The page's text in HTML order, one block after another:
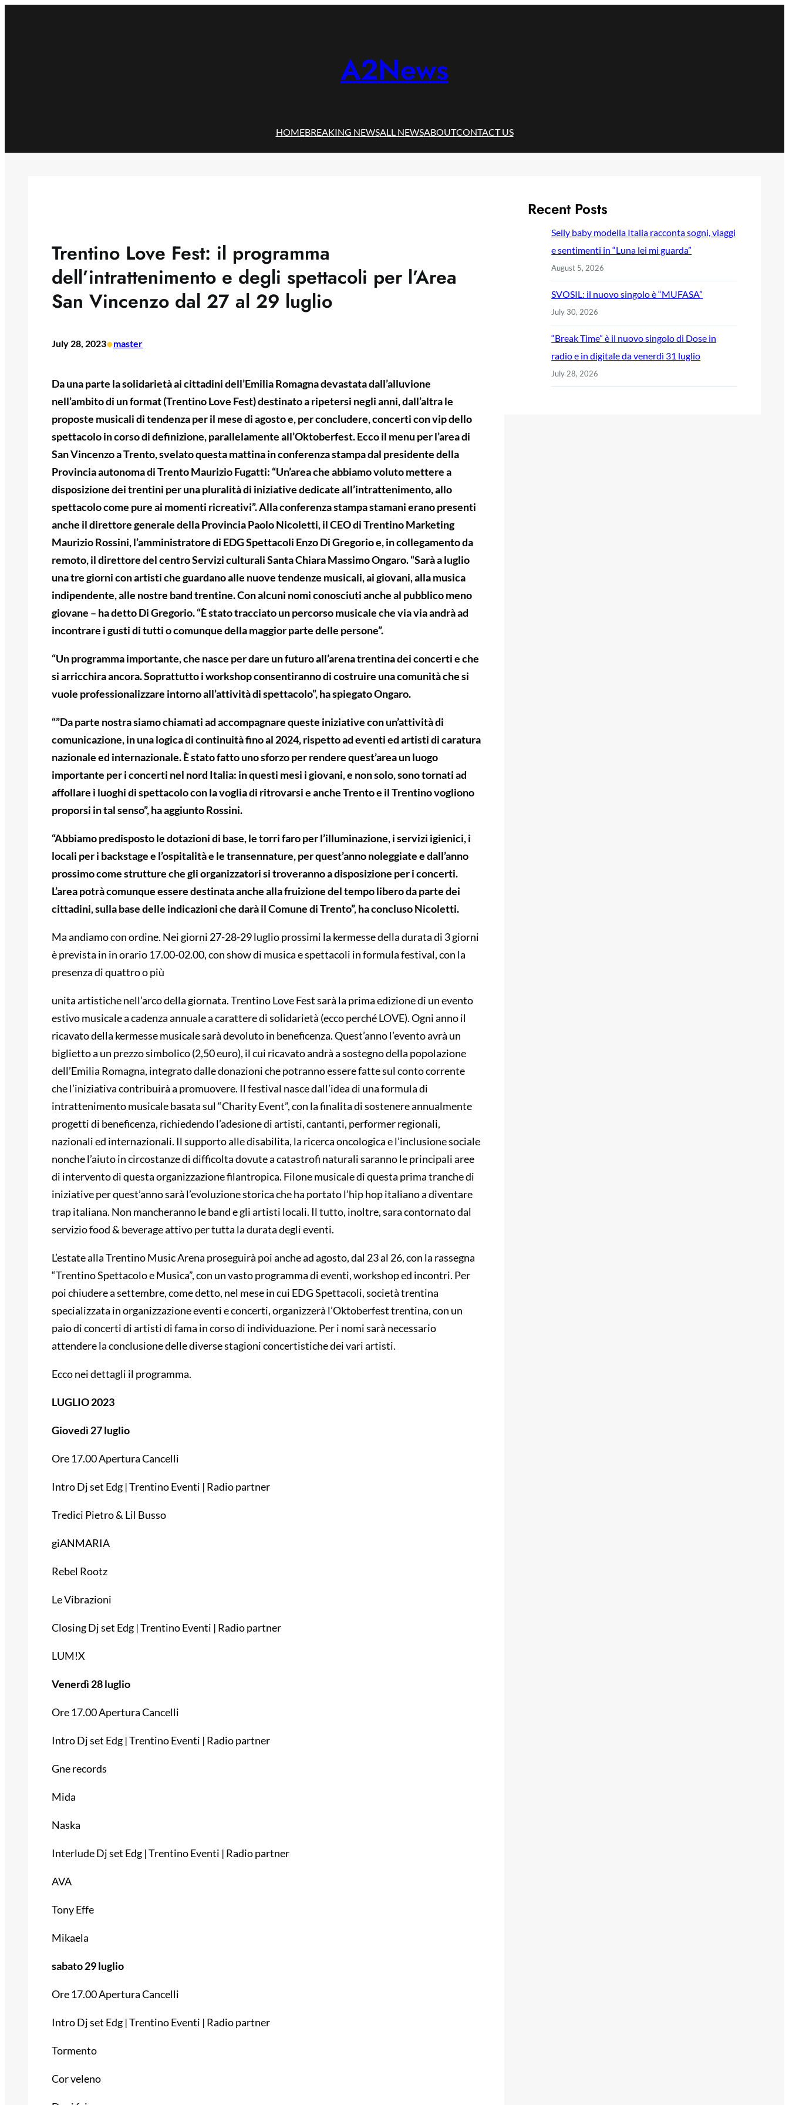
A2News
HOMEBREAKING NEWSALL NEWSABOUTCONTACT US
Trentino Love Fest: il programma
dell’intrattenimento e degli spettacoli per l’Area
San Vincenzo dal 27 al 29 luglio
July 28, 2023•master
Da una parte la solidarietà ai cittadini dell’Emilia Romagna devastata dall’alluvione
nell’ambito di un format (Trentino Love Fest) destinato a ripetersi negli anni, dall’altra le
proposte musicali di tendenza per il mese di agosto e, per concludere, concerti con vip dello
spettacolo in corso di definizione, parallelamente all’Oktoberfest. Ecco il menu per l’area di
San Vincenzo a Trento, svelato questa mattina in conferenza stampa dal presidente della
Provincia autonoma di Trento Maurizio Fugatti: “Un’area che abbiamo voluto mettere a
disposizione dei trentini per una pluralità di iniziative dedicate all’intrattenimento, allo
spettacolo come pure ai momenti ricreativi”. Alla conferenza stampa stamani erano presenti
anche il direttore generale della Provincia Paolo Nicoletti, il CEO di Trentino Marketing
Maurizio Rossini, l’amministratore di EDG Spettacoli Enzo Di Gregorio e, in collegamento da
remoto, il direttore del centro Servizi culturali Santa Chiara Massimo Ongaro. “Sarà a luglio
una tre giorni con artisti che guardano alle nuove tendenze musicali, ai giovani, alla musica
indipendente, alle nostre band trentine. Con alcuni nomi conosciuti anche al pubblico meno
giovane – ha detto Di Gregorio. “È stato tracciato un percorso musicale che via via andrà ad
incontrare i gusti di tutti o comunque della maggior parte delle persone”.
“Un programma importante, che nasce per dare un futuro all’arena trentina dei concerti e che
si arricchira ancora. Soprattutto i workshop consentiranno di costruire una comunità che si
vuole professionalizzare intorno all’attività di spettacolo”, ha spiegato Ongaro.
“”Da parte nostra siamo chiamati ad accompagnare queste iniziative con un’attività di
comunicazione, in una logica di continuità fino al 2024, rispetto ad eventi ed artisti di caratura
nazionale ed internazionale. È stato fatto uno sforzo per rendere quest’area un luogo
importante per i concerti nel nord Italia: in questi mesi i giovani, e non solo, sono tornati ad
affollare i luoghi di spettacolo con la voglia di ritrovarsi e anche Trento e il Trentino vogliono
proporsi in tal senso”, ha aggiunto Rossini.
“Abbiamo predisposto le dotazioni di base, le torri faro per l’illuminazione, i servizi igienici, i
locali per i backstage e l’ospitalità e le transennature, per quest’anno noleggiate e dall’anno
prossimo come strutture che gli organizzatori si troveranno a disposizione per i concerti.
L’area potrà comunque essere destinata anche alla fruizione del tempo libero da parte dei
cittadini, sulla base delle indicazioni che darà il Comune di Trento”, ha concluso Nicoletti.
Ma andiamo con ordine. Nei giorni 27-28-29 luglio prossimi la kermesse della durata di 3 giorni
è prevista in in orario 17.00-02.00, con show di musica e spettacoli in formula festival, con la
presenza di quattro o più
unita artistiche nell’arco della giornata. Trentino Love Fest sarà la prima edizione di un evento
estivo musicale a cadenza annuale a carattere di solidarietà (ecco perché LOVE). Ogni anno il
ricavato della kermesse musicale sarà devoluto in beneficenza. Quest’anno l’evento avrà un
biglietto a un prezzo simbolico (2,50 euro), il cui ricavato andrà a sostegno della popolazione
dell’Emilia Romagna, integrato dalle donazioni che potranno essere fatte sul conto corrente
che l’iniziativa contribuirà a promuovere. Il festival nasce dall’idea di una formula di
intrattenimento musicale basata sul “Charity Event”, con la finalita di sostenere annualmente
progetti di beneficenza, richiedendo l’adesione di artisti, cantanti, performer regionali,
nazionali ed internazionali. Il supporto alle disabilita, la ricerca oncologica e l’inclusione sociale
nonche l’aiuto in circostanze di difficolta dovute a catastrofi naturali saranno le principali aree
di intervento di questa organizzazione filantropica. Filone musicale di questa prima tranche di
iniziative per quest’anno sarà l’evoluzione storica che ha portato l’hip hop italiano a diventare
trap italiana. Non mancheranno le band e gli artisti locali. Il tutto, inoltre, sara contornato dal
servizio food & beverage attivo per tutta la durata degli eventi.
L’estate alla Trentino Music Arena proseguirà poi anche ad agosto, dal 23 al 26, con la rassegna
“Trentino Spettacolo e Musica”, con un vasto programma di eventi, workshop ed incontri. Per
poi chiudere a settembre, come detto, nel mese in cui EDG Spettacoli, società trentina
specializzata in organizzazione eventi e concerti, organizzerà l’Oktoberfest trentina, con un
paio di concerti di artisti di fama in corso di individuazione. Per i nomi sarà necessario
attendere la conclusione delle diverse stagioni concertistiche dei vari artisti.
Ecco nei dettagli il programma.
LUGLIO 2023
Giovedì 27 luglio
Ore 17.00 Apertura Cancelli
Intro Dj set Edg | Trentino Eventi | Radio partner
Tredici Pietro & Lil Busso
giANMARIA
Rebel Rootz
Le Vibrazioni
Closing Dj set Edg | Trentino Eventi | Radio partner
LUM!X
Venerdì 28 luglio
Ore 17.00 Apertura Cancelli
Intro Dj set Edg | Trentino Eventi | Radio partner
Gne records
Mida
Naska
Interlude Dj set Edg | Trentino Eventi | Radio partner
AVA
Tony Effe
Mikaela
sabato 29 luglio
Ore 17.00 Apertura Cancelli
Intro Dj set Edg | Trentino Eventi | Radio partner
Tormento
Cor veleno
Recent Posts
Selly baby modella Italia racconta sogni, viaggi
e sentimenti in “Luna lei mi guarda”
August 5, 2026
SVOSIL: il nuovo singolo è “MUFASA”
July 30, 2026
“Break Time” è il nuovo singolo di Dose in
radio e in digitale da venerdì 31 luglio
July 28, 2026